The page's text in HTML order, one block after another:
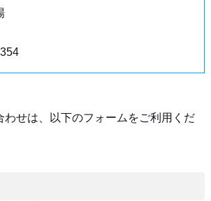
わせは、以下のフォームをご利用くだ